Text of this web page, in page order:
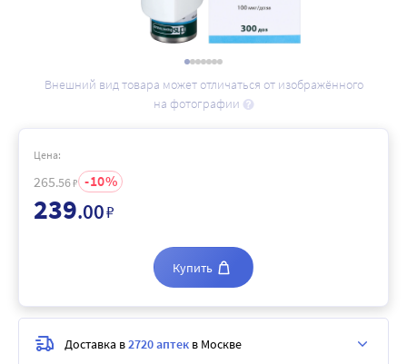
Внешний вид товара может отличаться от изображённого
на фотографии
Цена:
265.56₽ 10
239.00₽
Купить
Доставка в2720 аптек в Москве